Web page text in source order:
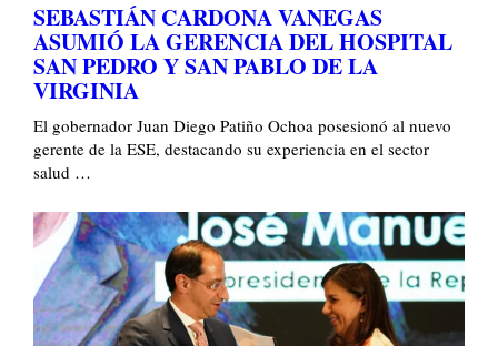
SEBASTIÁN CARDONA VANEGAS
ASUMIÓ LA GERENCIA DEL HOSPITAL
SAN PEDRO Y SAN PABLO DE LA
VIRGINIA
El gobernador Juan Diego Patiño Ochoa posesionó al nuevo
gerente de la ESE, destacando su experiencia en el sector
salud …